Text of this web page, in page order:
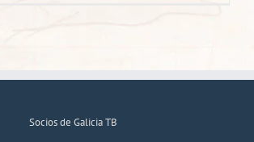
Socios de Galicia TB